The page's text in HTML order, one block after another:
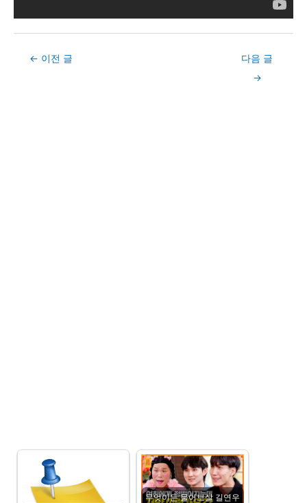
Post← 이전 글
다음 글
→
무엇이든 물어보살 길연우